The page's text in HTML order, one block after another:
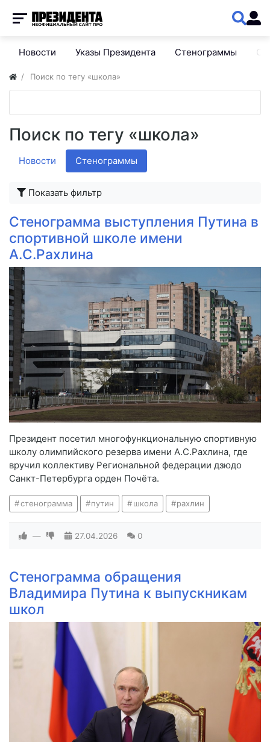
Новости Указы Президента Стенограммы
Поиск по тегу «школа»
Поиск по тегу «школа»
Новости Стенограммы
Показать фильтр
Стенограмма выступления Путина в
спортивной школе имени
А.С.Рахлина
Президент посетил многофункциональную спортивную
школу олимпийского резерва имени А.С.Рахлина, где
вручил коллективу Региональной федерации дзюдо
Санкт-Петербурга орден Почёта.
стенограмма путин школа рахлин
— 27.04.2026 0
Стенограмма обращения
Владимира Путина к выпускникам
школ